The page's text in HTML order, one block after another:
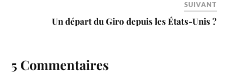
SUIVANT
Un départ du Giro depuis les États-Unis ?
5 Commentaires